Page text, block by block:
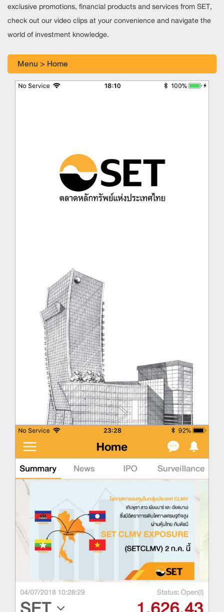
exclusive promotions, financial products and services from SET,
check out our video clips at your convenience and navigate the
world of investment knowledge.
Menu > Home